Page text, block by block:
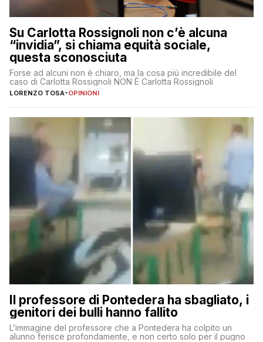
Su Carlotta Rossignoli non c’è alcuna
“invidia”, si chiama equità sociale,
questa sconosciuta
Forse ad alcuni non è chiaro, ma la cosa più incredibile del
caso di Carlotta Rossignoli NON È Carlotta Rossignoli
LORENZO TOSA-OPINIONI
Il professore di Pontedera ha sbagliato, i
genitori dei bulli hanno fallito
L’immagine del professore che a Pontedera ha colpito un
alunno ferisce profondamente, e non certo solo per il pugno